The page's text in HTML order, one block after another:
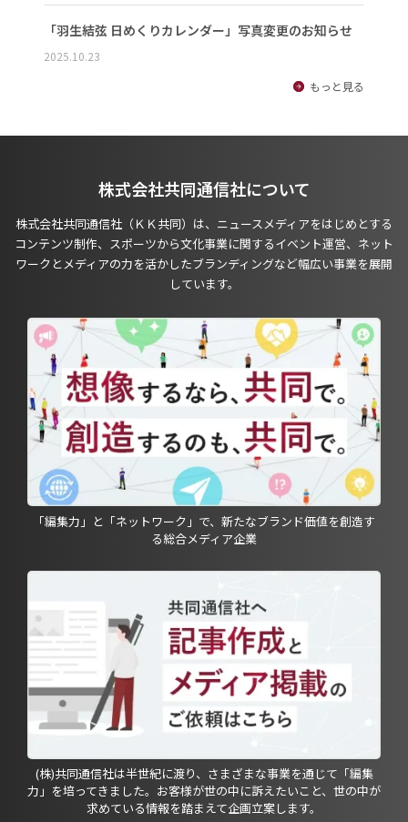
「羽生結弦 日めくりカレンダー」写真変更のお知らせ
2025.10.23
もっと見る
株式会社共同通信社について
株式会社共同通信社（ＫＫ共同）は、ニュースメディアをはじめとする
コンテンツ制作、スポーツから文化事業に関するイベント運営、ネット
ワークとメディアの力を活かしたブランディングなど幅広い事業を展開
しています。
「編集力」と「ネットワーク」で、新たなブランド価値を創造す
る総合メディア企業
(株)共同通信社は半世紀に渡り、さまざまな事業を通じて「編集
力」を培ってきました。お客様が世の中に訴えたいこと、世の中が
求めている情報を踏まえて企画立案します。